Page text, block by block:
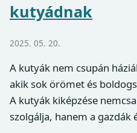
kutyádnak
2025. 05. 20.
A kutyák nem csupán
akik sok örömet és
A kutyák kiképzése
szolgálja, hanem a gazdák